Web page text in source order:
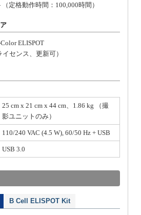
定格動作時間：100,000時間）
ELISPOT
センス、更新可）
25 cm x 21 cm x 44 cm、1.86 kg （撮
影ユニットのみ）
110/240 VAC (4.5 W), 60/50 Hz + USB
USB 3.0
B Cell ELISPOT Kit